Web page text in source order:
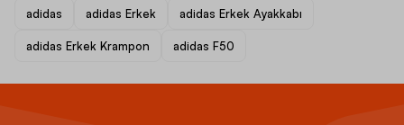
adidas adidas Erkek adidas Erkek Ayakkabı
adidas Erkek Krampon adidas F50